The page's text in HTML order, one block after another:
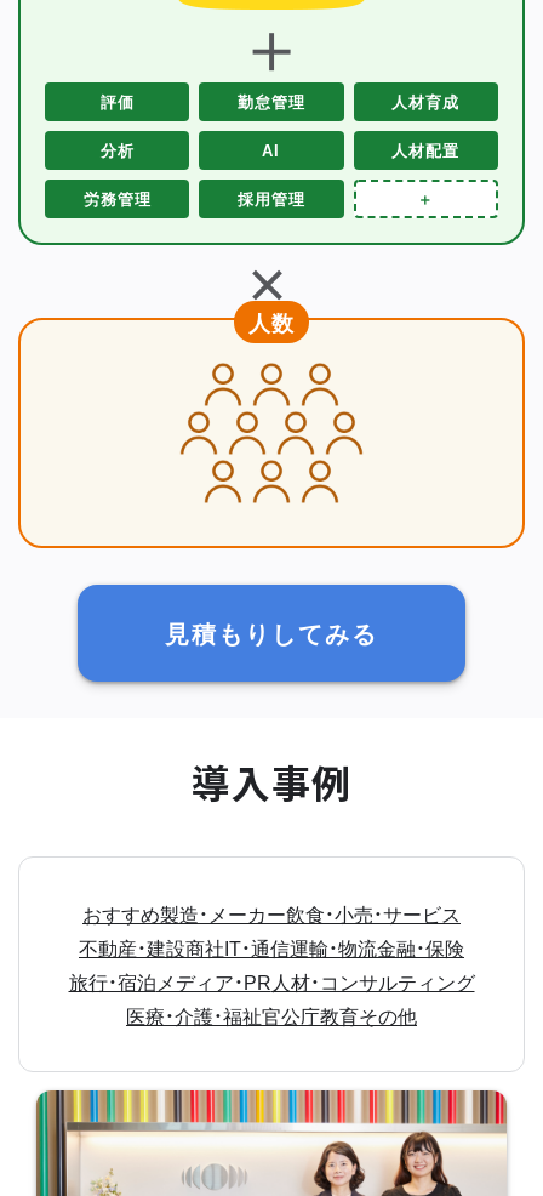
＋
評価 勤怠管理 人材育成
分析 AI 人材配置
労務管理 採用管理 ＋
＋
人数
見積もりしてみる
導入事例
おすすめ製造・メーカー飲食・小売・サービス
不動産・建設商社IT・通信運輸・物流金融・保険
旅行・宿泊 メディア・PR人材・コンサルティング
医療・介護・福祉官公庁教育その他